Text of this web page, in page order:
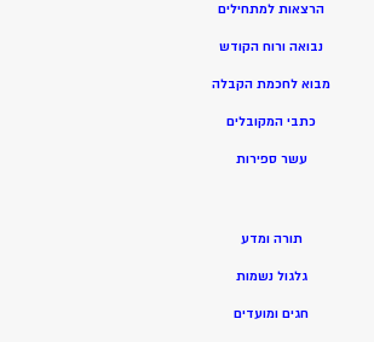
הרצאות למתחילים
נבואה ורוח הקודש
מבוא לחכמת הקבלה
כתבי המקובלים
עשר ספירות
תורה ומדע
גלגול נשמות
חגים ומועדים